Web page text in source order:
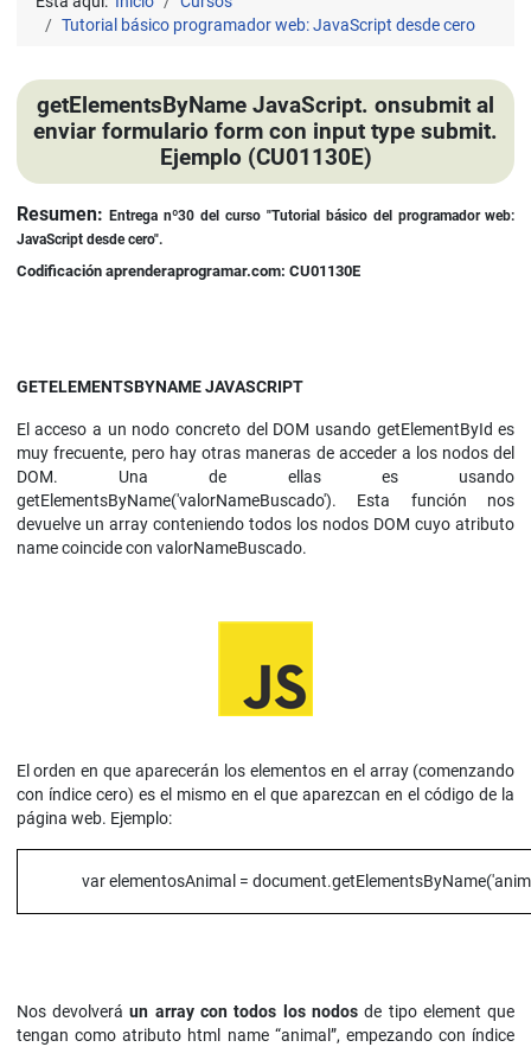
Tutorial básico programador web: JavaScript desde cero
getElementsByName JavaScript. onsubmit al
enviar formulario form con input type submit.
Ejemplo (CU01130E)
Detalles
Resumen:Entrega nº30 del curso "Tutorial básico del programador web:
JavaScript desde cero".
Codificación aprenderaprogramar.com: CU01130E
GETELEMENTSBYNAME JAVASCRIPT
El acceso a un nodo concreto del DOM usando getElementById es
muy frecuente, pero hay otras maneras de acceder a los nodos del
DOM. Una de ellas es usando
getElementsByName('valorNameBuscado'). Esta función nos
devuelve un array conteniendo todos los nodos DOM cuyo atributo
name coincide con valorNameBuscado.
El orden en que aparecerán los elementos en el array (comenzando
con índice cero) es el mismo en el que aparezcan en el código de la
página web. Ejemplo:
var elementosAnimal =
Nos devolveráun array con todos los nodos de tipo element que
tengan como atributo html name “animal”, empezando con índice